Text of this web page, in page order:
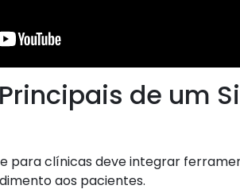
de um
para clínicas deve integrar
aos pacientes.